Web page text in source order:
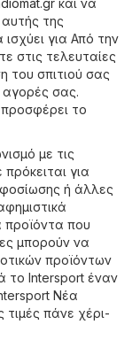
και να
της
για Από την
στις τελευταίες
του σπιτιού σας
αγορές σας.
το
με τις
για
ή άλλες
που
μπορούν να
προϊόντων
το Intersport έναν
Νέα
τιμές πάνε χέρι-